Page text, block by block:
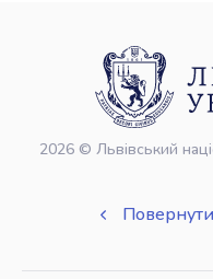
2026 © Львівський